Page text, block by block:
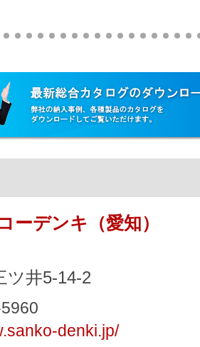
ーデンキ（愛知）
ツ井5-14-2
denki.jp/